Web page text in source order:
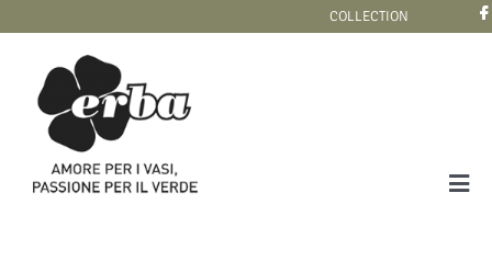
content
COLLECTION